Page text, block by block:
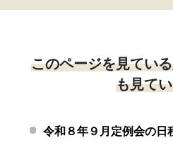
このページを見てい
も見て
令和８年９月定例会の日